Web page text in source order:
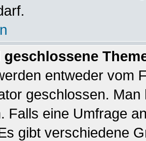
geschlossene
entweder vom
geschlossen.
Falls eine Umfrage
gibt verschiedene